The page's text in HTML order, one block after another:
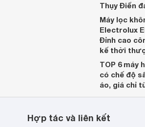
Thụy Điển
Máy lọc
Electrolux
Đỉnh cao
kế thời
TOP 6 máy
có chế độ
áo, giá chỉ
Hợp tác và liên kết